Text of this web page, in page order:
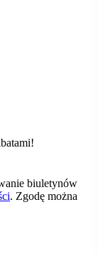
biuletynów
. Zgodę można